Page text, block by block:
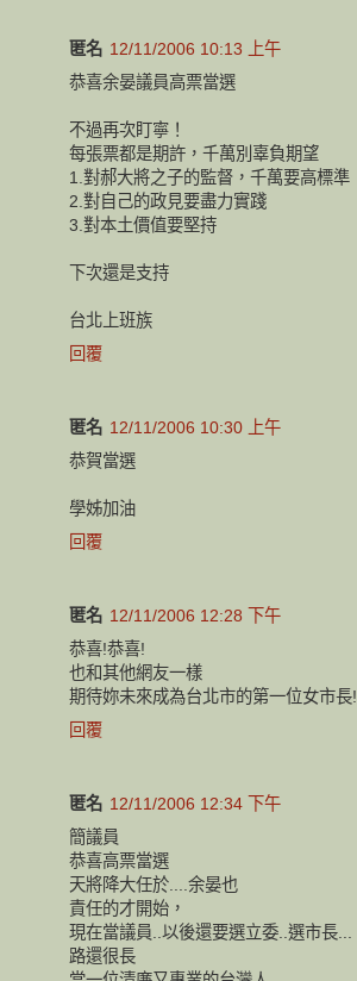
匿名 12/11/2006 10:13 上午
恭喜余晏議員高票當選
不過再次盯寧！
每張票都是期許，千萬別辜負期望
1.對郝大將之子的監督，千萬要高標準
2.對自己的政見要盡力實踐
3.對本土價值要堅持
下次還是支持
台北上班族
回覆
匿名 12/11/2006 10:30 上午
恭賀當選
學姊加油
回覆
匿名 12/11/2006 12:28 下午
恭喜!恭喜!
也和其他網友一樣
期待妳未來成為台北市的第一位女市長!
回覆
匿名 12/11/2006 12:34 下午
簡議員
恭喜高票當選
天將降大任於....余晏也
責任的才開始，
現在當議員..以後還要選立委..選市長...
路還很長